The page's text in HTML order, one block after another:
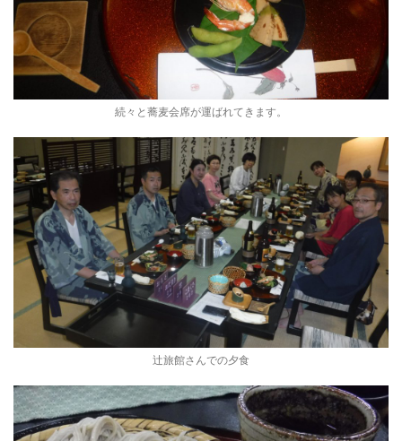
続々と蕎麦会席が運ばれてきます。
辻旅館さんでの夕食